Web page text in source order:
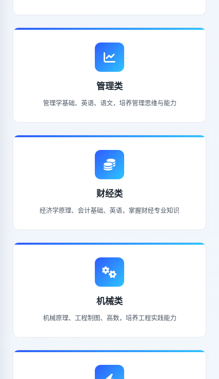
管理类
管理学基础、英语、语文，培养管理思维与能力
财经类
经济学原理、会计基础、英语，掌握财经专业知识
机械类
机械原理、工程制图、高数，培养工程实践能力